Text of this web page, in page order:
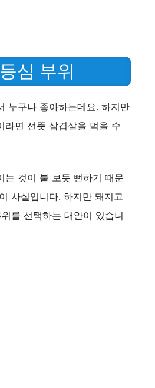
심 부위
누구나 좋아하는데요. 하지만
라면 선뜻 삼겹살을 먹을 수
는 것이 불 보듯 뻔하기 때문
사실입니다. 하지만 돼지고
를 선택하는 대안이 있습니